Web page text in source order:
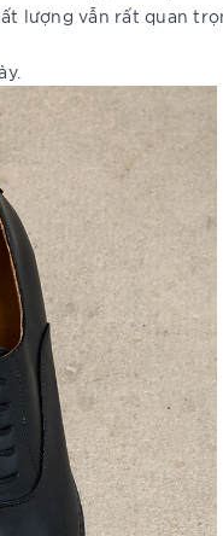
lượng vẫn rất quan